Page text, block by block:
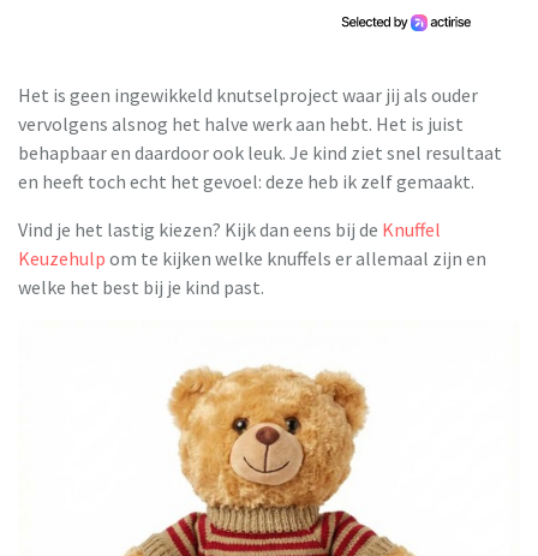
Het is geen ingewikkeld knutselproject waar jij als ouder
vervolgens alsnog het halve werk aan hebt. Het is juist
behapbaar en daardoor ook leuk. Je kind ziet snel resultaat
en heeft toch echt het gevoel: deze heb ik zelf gemaakt.
Vind je het lastig kiezen? Kijk dan eens bij de Knuffel
Keuzehulp om te kijken welke knuffels er allemaal zijn en
welke het best bij je kind past.